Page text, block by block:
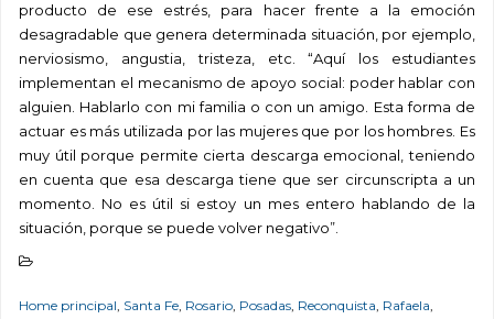
producto de ese estrés, para hacer frente a la emoción
desagradable que genera determinada situación, por ejemplo,
nerviosismo, angustia, tristeza, etc. “Aquí los estudiantes
implementan el mecanismo de apoyo social: poder hablar con
alguien. Hablarlo con mi familia o con un amigo. Esta forma de
actuar es más utilizada por las mujeres que por los hombres. Es
muy útil porque permite cierta descarga emocional, teniendo
en cuenta que esa descarga tiene que ser circunscripta a un
momento. No es útil si estoy un mes entero hablando de la
situación, porque se puede volver negativo”.
Home principal, Santa Fe, Rosario, Posadas, Reconquista, Rafaela,